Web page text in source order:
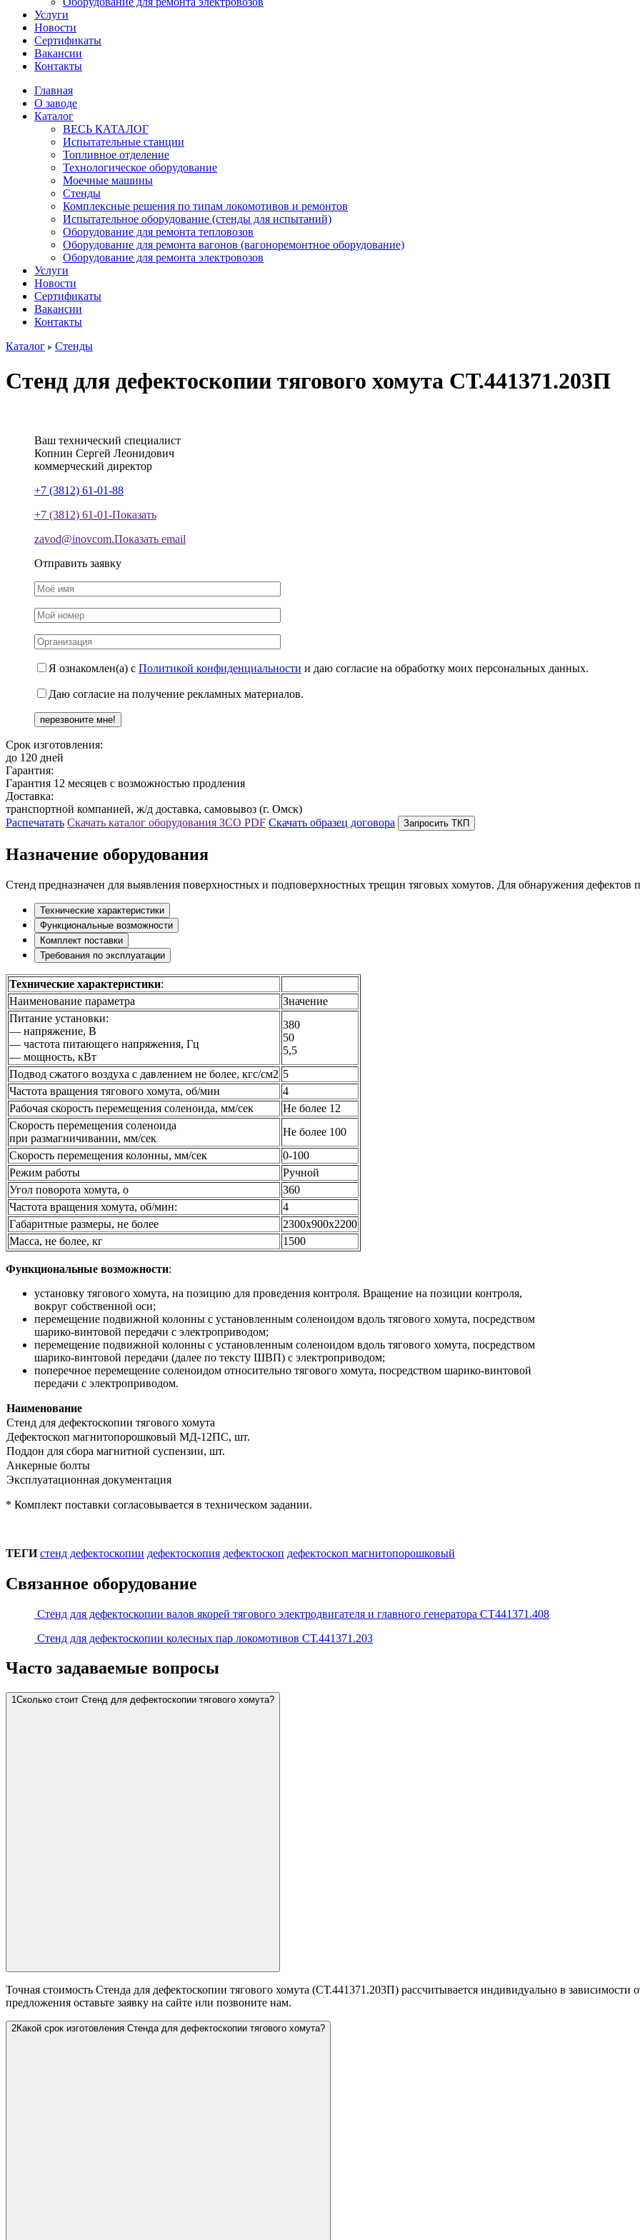
Услуги
Новости
Сертификаты
Вакансии
Контакты
Главная
О заводе
Каталог
ВЕСЬ КАТАЛОГ
Испытательные станции
Топливное отделение
Технологическое оборудование
Моечные машины
Стенды
Комплексные решения по типам локомотивов и ремонтов
Испытательное оборудование (стенды для испытаний)
Оборудование для ремонта тепловозов
Оборудование для ремонта вагонов (вагоноремонтное оборудование)
Оборудование для ремонта электровозов
Услуги
Новости
Сертификаты
Вакансии
Контакты
Каталог
Стенды
Стенд для дефектоскопии тягового хомута СТ.441371.203П
Ваш технический специалист
Копнин Сергей Леонидович
коммерческий директор
+7 (3812) 61-01-88
+7 (3812) 61-01-Показать
zavod@inovcom.Показать email
Отправить заявку
Я ознакомлен(а) с Политикой конфиденциальности и даю согласие на обработку моих персональных данных.
Даю согласие на получение рекламных материалов.
Срок изготовления:
до 120 дней
Гарантия:
Гарантия 12 месяцев с возможностью продления
Доставка:
транспортной компанией, ж/д доставка, самовывоз (г. Омск)
Распечатать Скачать каталог оборудования ЗСО PDF Скачать образец договора Запросить ТКП
Назначение оборудования
Стенд предназначен для выявления поверхностных и подповерхностных трещин тяговых хомутов. Для обнаружения
Технические характеристики
Функциональные возможности
Комплект поставки
Требования по эксплуатации
Технические характеристики:
Наименование параметра
Значение
Питание установки:
— напряжение, В
— частота питающего напряжения, Гц
— мощность, кВт
380
50
5,5
Подвод сжатого воздуха с давлением не более, кгс/см2 5
Частота вращения тягового хомута, об/мин
4
Рабочая скорость перемещения соленоида, мм/сек
Не более 12
Скорость перемещения соленоида
при размагничивании, мм/сек
Не более 100
Скорость перемещения колонны, мм/сек
0-100
Режим работы
Ручной
Угол поворота хомута, о
360
Частота вращения хомута, об/мин:
4
Габаритные размеры, не более
2300х900х2200
Масса, не более, кг
1500
Функциональные возможности:
установку тягового хомута, на позицию для проведения контроля. Вращение на позиции контроля,
вокруг собственной оси;
перемещение подвижной колонны с установленным соленоидом вдоль тягового хомута, посредством
шарико-винтовой передачи с электроприводом;
перемещение подвижной колонны с установленным соленоидом вдоль тягового хомута, посредством
шарико-винтовой передачи (далее по тексту ШВП) с электроприводом;
поперечное перемещение соленоидом относительно тягового хомута, посредством шарико-винтовой
передачи с электроприводом.
Наименование
Стенд для дефектоскопии тягового хомута
Дефектоскоп магнитопорошковый МД-12ПС, шт.
Поддон для сбора магнитной суспензии, шт.
Анкерные болты
Эксплуатационная документация
* Комплект поставки согласовывается в техническом задании.
ТЕГИ стенд дефектоскопии дефектоскопия дефектоскоп дефектоскоп магнитопорошковый
Связанное оборудование
Стенд для дефектоскопии валов якорей тягового электродвигателя и главного генератора СТ441371.408
Стенд для дефектоскопии колесных пар локомотивов СТ.441371.203
Часто задаваемые вопросы
1Сколько стоит Стенд для дефектоскопии тягового хомута?
Точная стоимость Стенда для дефектоскопии тягового хомута (СТ.441371.203П) рассчитывается индивидуально в зависимости
предложения оставьте заявку на сайте или позвоните нам.
2Какой срок изготовления Стенда для дефектоскопии тягового хомута?